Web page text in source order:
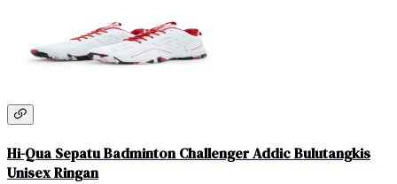
Hi-Qua Sepatu Badminton Challenger Addic Bulutangkis
Unisex Ringan